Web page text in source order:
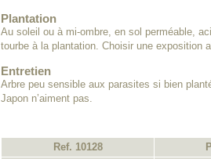
Plantation
Au soleil ou à mi-ombre, en sol perméable,
tourbe à la plantation. Choisir une exposition
Entretien
Arbre peu sensible aux parasites si bien
Japon n’aiment pas.
Ref. 10128